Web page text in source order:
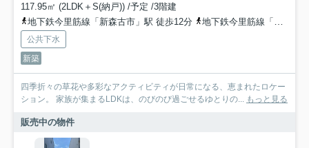
117.95㎡ (2LDK＋S(納戸)) /予定 /3階建
地下鉄今里筋線「新森古市」駅 徒歩12分
地下鉄今里筋線「清水」駅 徒歩15分
公共下水
新築
四季折々の草花や多彩なアクティビティが日常になる、恵まれたロケー
ション。 家族が集まるLDKは、のびのび過ごせるゆとりの... もっと見る
販売中の物件